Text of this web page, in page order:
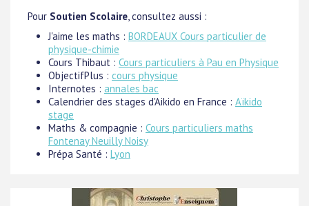
Pour Soutien Scolaire, consultez aussi :
J'aime les maths : BORDEAUX Cours particulier de
physique-chimie
Cours Thibaut : Cours particuliers à Pau en Physique
ObjectifPlus : cours physique
Internotes : annales bac
Calendrier des stages d'Aikido en France : Aïkido
stage
Maths & compagnie : Cours particuliers maths
Fontenay Neuilly Noisy
Prépa Santé : Lyon